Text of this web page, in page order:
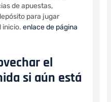
de apuestas,
para jugar
inicio. enlace de página
el
si aún está